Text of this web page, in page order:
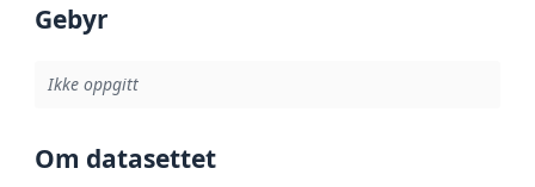
Gebyr
Ikke oppgitt
Om datasettet